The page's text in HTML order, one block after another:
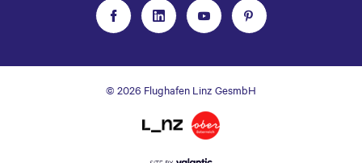
© 2026 Flughafen Linz GesmbH